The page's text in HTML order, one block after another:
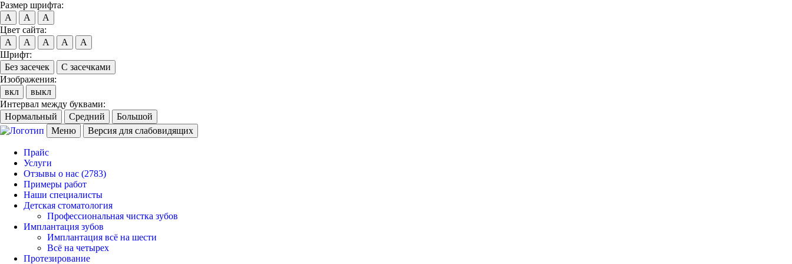
Размер шрифта:
A
A
A
Цвет сайта:
A
A A A
A
Шрифт:
Без засечек
С засечками
Изображения:
вкл
выкл
Интервал между буквами:
Нормальный
Средний
Большой
Меню
Версия для слабовидящих
Прайс
Услуги
Отзывы о нас (2783)
Примеры работ
Наши специалисты
Детская стоматология
Профессиональная чистка зубов
Имплантация зубов
Имплантация всё на шести
Всё на четырех
Протезирование